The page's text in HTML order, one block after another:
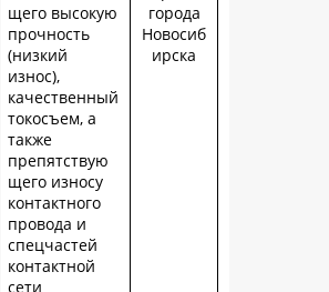
города
Новосиб
ирска
щего высокую
прочность
(низкий
износ),
качественный
токосъем, а
также
препятствую
щего износу
контактного
провода и
спецчастей
контактной
сети